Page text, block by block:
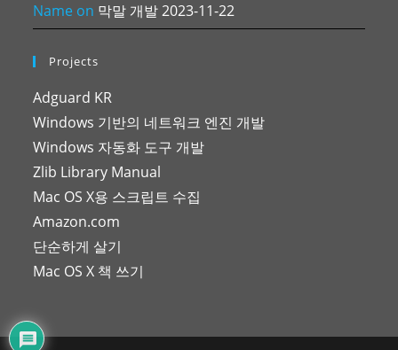
Name on 막말 개발 2023-11-22
Projects
Adguard KR
Windows 기반의 네트워크 엔진 개발
Windows 자동화 도구 개발
Zlib Library Manual
Mac OS X용 스크립트 수집
Amazon.com
단순하게 살기
Mac OS X 책 쓰기